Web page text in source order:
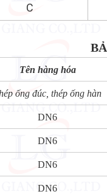
C
Tên hàng hóa
ống đúc, thép ống hàn
DN6
DN6
DN6
DN6